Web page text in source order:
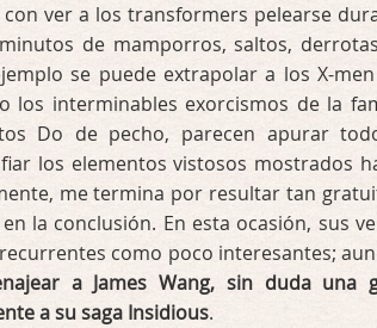
con ver a los transformers pelearse
de mamporros, saltos,
se puede extrapolar a los X-
los interminables exorcismos de la
Do de pecho, parecen apurar
los elementos vistosos mostrados
me termina por resultar tan
la conclusión. En esta ocasión, sus
como poco interesantes;
a James Wang, sin duda una
a su saga Insidious.